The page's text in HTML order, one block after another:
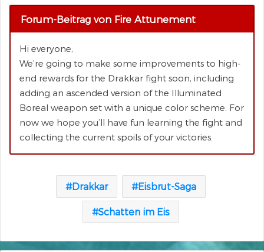
Forum-Beitrag von Fire Attunement
Hi everyone,
We’re going to make some improvements to high-
end rewards for the Drakkar fight soon, including
adding an ascended version of the Illuminated
Boreal weapon set with a unique color scheme. For
now we hope you’ll have fun learning the fight and
collecting the current spoils of your victories.
Drakkar Eisbrut-Saga
Schatten im Eis